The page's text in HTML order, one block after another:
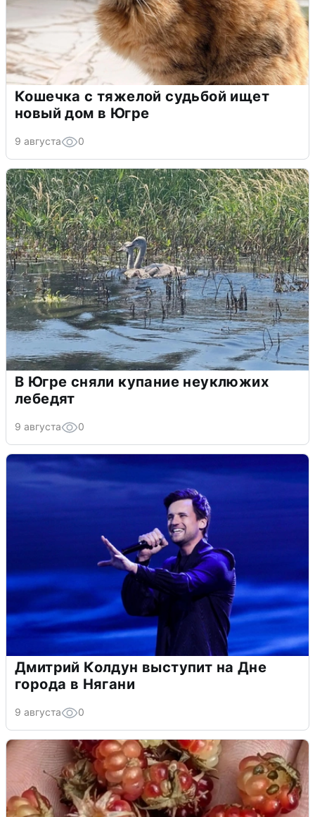
Кошечка с тяжелой судьбой ищет
новый дом в Югре
9 августа 0
В Югре сняли купание неуклюжих
лебедят
9 августа 0
Дмитрий Колдун выступит на Дне
города в Нягани
9 августа 0